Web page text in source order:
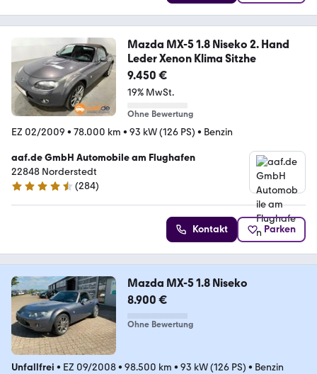
Mazda MX-5 1.8 Niseko 2. Hand
Leder Xenon Klima Sitzhe
9.450 €
19% MwSt.
Ohne Bewertung
EZ 02/2009 • 78.000 km • 93 kW (126 PS) • Benzin
aaf.de GmbH Automobile am Flughafen
22848 Norderstedt
4.4 Sterne
(284)
Kontakt Parken
Mazda MX-5 1.8 Niseko
8.900 €
Ohne Bewertung
Unfallfrei • EZ 09/2008• 98.500 km • 93 kW (126 PS) • Benzin